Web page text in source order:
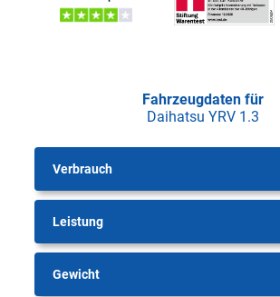
Fahrzeugdaten für
Daihatsu YRV 1.3
Verbrauch
Leistung
Gewicht